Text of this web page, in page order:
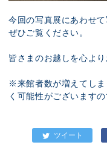
今回の写真展にあわせ
ぜひご覧ください。
皆さまのお越しを心より
※来館者数が増えてし
く可能性がございます